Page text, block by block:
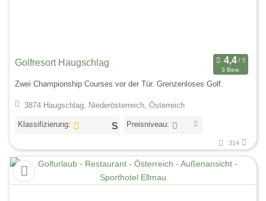
Golfresort Haugschlag
3 Bew.
Zwei Championship Courses vor der Tür. Grenzenloses Golf.
3874 Haugschlag, Niederösterreich, Österreich
Klassifizierung: Preisniveau:
314